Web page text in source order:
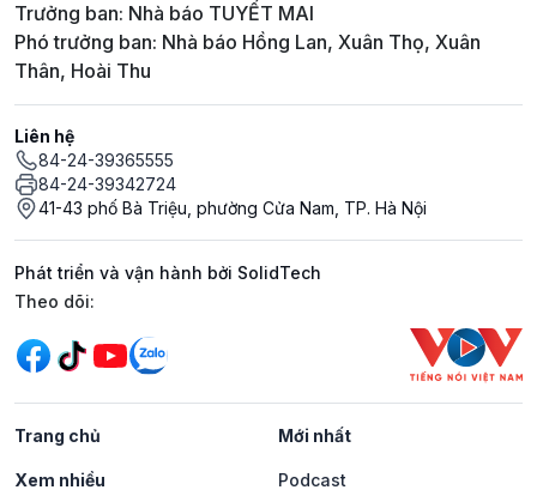
Trưởng ban: Nhà báo TUYẾT MAI
Phó trưởng ban: Nhà báo Hồng Lan, Xuân Thọ, Xuân
Thân, Hoài Thu
Liên hệ
84-24-39365555
84-24-39342724
41-43 phố Bà Triệu, phường Cửa Nam, TP. Hà Nội
Phát triển và vận hành bởi SolidTech
Mạng xã hội
Theo dõi:
Trang chủ Mới nhất
Xem nhiều Podcast